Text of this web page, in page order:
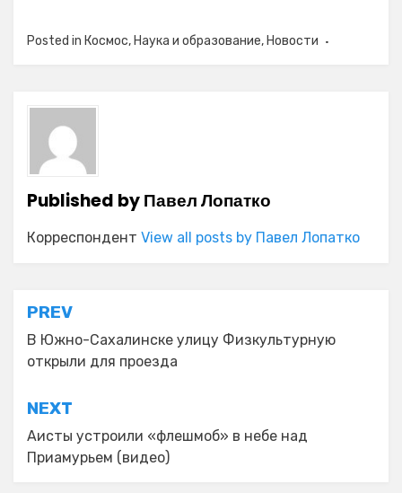
Posted in Космос, Наука и образование, Новости
Published byПавел Лопатко
Корреспондент View all posts by Павел Лопатко
Навигация
по
записям
PREV
В Южно-Сахалинске улицу Физкультурную
открыли для проезда
NEXT
Аисты устроили «флешмоб» в небе над
Приамурьем (видео)